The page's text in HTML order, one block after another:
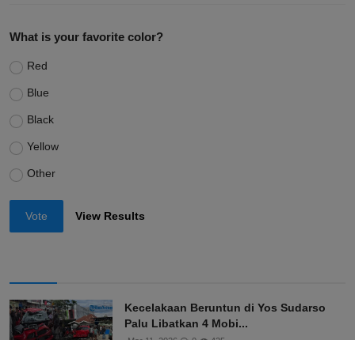
What is your favorite color?
Red
Blue
Black
Yellow
Other
Vote View Results
Kecelakaan Beruntun di Yos Sudarso
Palu Libatkan 4 Mobi...